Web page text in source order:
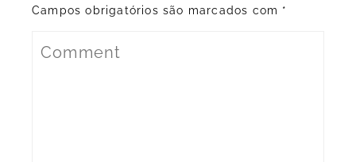
Campos obrigatórios são marcados com *